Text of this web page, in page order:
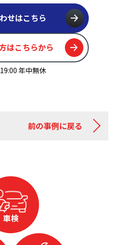
せはこちら
はこちらから
年中無休
前の事例に戻る
車検